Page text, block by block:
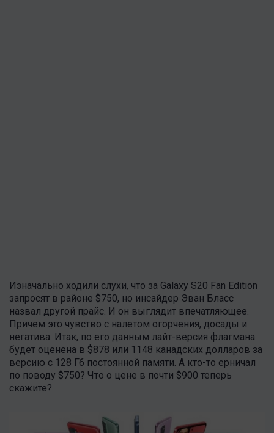
Изначально ходили слухи, что за Galaxy S20 Fan Edition
запросят в районе $750, но инсайдер Эван Бласс
назвал другой прайс. И он выглядит впечатляющее.
Причем это чувство с налетом огорчения, досады и
негатива. Итак, по его данным лайт-версия флагмана
будет оценена в $878 или 1148 канадских долларов за
версию с 128 Гб постоянной памяти. А кто-то ерничал
по поводу $750? Что о цене в почти $900 теперь
скажите?